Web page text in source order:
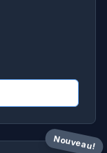
Nouveau!